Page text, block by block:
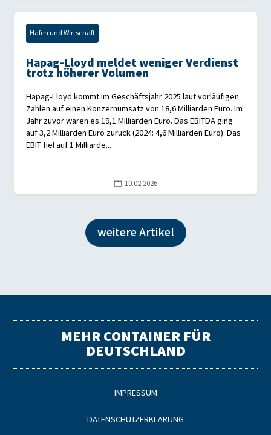
Hafen und Wirtschaft
Hapag-Lloyd meldet weniger Verdienst
trotz höherer Volumen
Hapag-Lloyd kommt im Geschäftsjahr 2025 laut vorläufigen
Zahlen auf einen Konzernumsatz von 18,6 Milliarden Euro. Im
Jahr zuvor waren es 19,1 Milliarden Euro. Das EBITDA ging
auf 3,2 Milliarden Euro zurück (2024: 4,6 Milliarden Euro). Das
EBIT fiel auf 1 Milliarde...
 10.02.2026
weitere Artikel
MEHR CONTAINER FÜR
DEUTSCHLAND
IMPRESSUM
DATENSCHUTZERKLÄRUNG